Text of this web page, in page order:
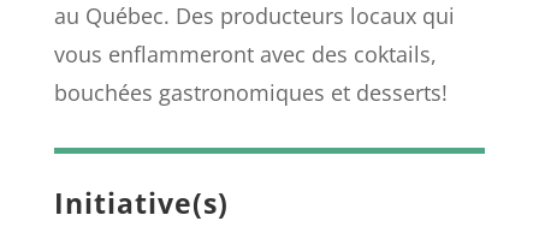
au Québec. Des producteurs locaux qui
vous enflammeront avec des coktails,
bouchées gastronomiques et desserts!
Initiative(s)